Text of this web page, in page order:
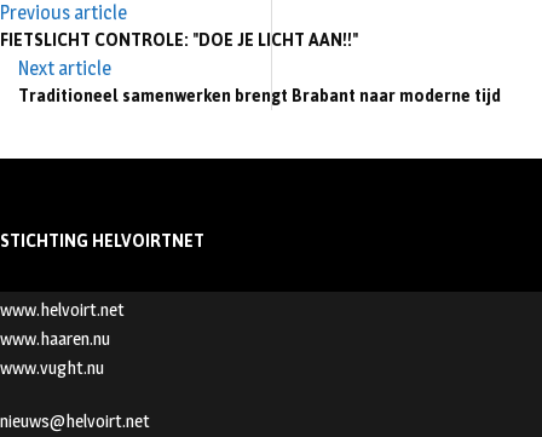
Previous article
FIETSLICHT CONTROLE: "DOE JE LICHT AAN!!"
Next article
Traditioneel samenwerken brengt Brabant naar moderne tijd
STICHTING HELVOIRTNET
www.helvoirt.net
www.haaren.nu
www.vught.nu
nieuws@helvoirt.net